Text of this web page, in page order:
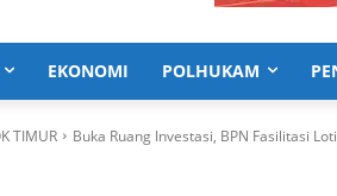
EKONOMI POLHUKAM
TIMUR Buka Ruang Investasi, BPN Fasilitasi